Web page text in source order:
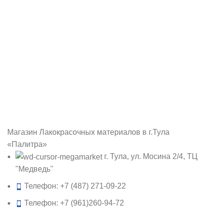
Магазин Лакокрасочных материалов в г.Тула
«Палитра»
г. Тула, ул. Мосина 2/4, ТЦ
"Медведь"
Телефон: +7 (487) 271-09-22
Телефон: +7 (961)260-94-72